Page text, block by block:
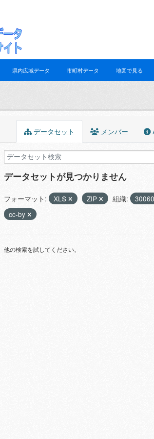
県内広域データ 市町村データ 地図で見る
データセット メンバー
データセットが見つかりません
フォーマット: XLS ZIP 組織: 30060
cc-by
他の検索を試してください。